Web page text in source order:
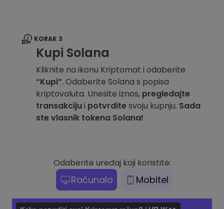
KORAK 3
Kupi Solana
Kliknite na ikonu Kriptomat i odaberite
“Kupi”. Odaberite Solana s popisa
kriptovaluta. Unesite iznos, pregledajte
transakcijui potvrditesvoju kupnju. Sada
ste vlasnik tokena Solana!
Odaberite uređaj koji koristite:
Računalo Mobitel